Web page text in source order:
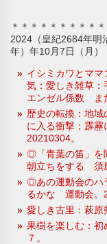
＊＊＊＊＊＊＊＊＊
2024（皇紀2684年明
年）年10月7日（月）
イシミカワとマ
気：愛しき雑草
エンゼル係数 ま
歴史の転換：地
に入る衝撃；霹
20210304。
◎「青葉の笛」を
朝立ちをする 須
◎あの運動会のハ
るかな 運動会。
愛しき古里：萩原
果樹を楽しむ：初
７。